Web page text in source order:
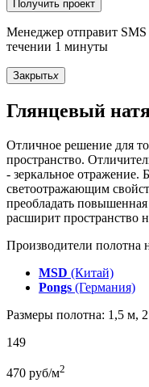
Получить проект
Менеджер отправит
течении 1 минуты
Закрытьx
Глянцевый
Отличное решение для
пространство.
- зеркальное отражение.
светоотражающим
преобладать
расширит пространство
Производители полотна
MSD (Китай)
Pongs (Германия)
Размеры полотна: 1,5 м,
149
470 руб/м2